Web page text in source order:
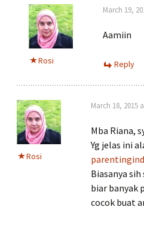
Rosi
March 19,
Aamiin
Reply
Rosi
March 18, 2015
Mba Riana,
Yg jelas ini
Biasanya
biar banyak
cocok buat